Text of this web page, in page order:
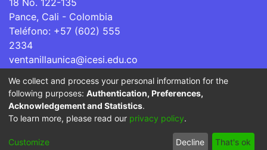
18 No. 122-135
Pance, Cali - Colombia
Teléfono: +57 (602) 555
2334
ventanillaunica@icesi.edu.co
La Universidad Icesi es una Institución de Educación
Superior que se encuentra sujeta a inspección y vigilancia
por parte del Ministerio de Educación Nacional.
Cookie
End User
Send
We collect and process your personal information for the
following purposes: Authentication, Preferences,
Acknowledgement and Statistics.
To learn more, please read our privacy policy.
Customize Decline That's ok